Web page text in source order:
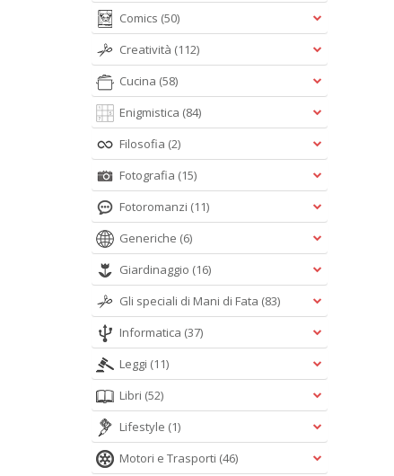
Comics (50)
Creatività (112)
Cucina (58)
Enigmistica (84)
Filosofia (2)
Fotografia (15)
Fotoromanzi (11)
Generiche (6)
Giardinaggio (16)
Gli speciali di Mani di Fata (83)
Informatica (37)
Leggi (11)
Libri (52)
Lifestyle (1)
Motori e Trasporti (46)